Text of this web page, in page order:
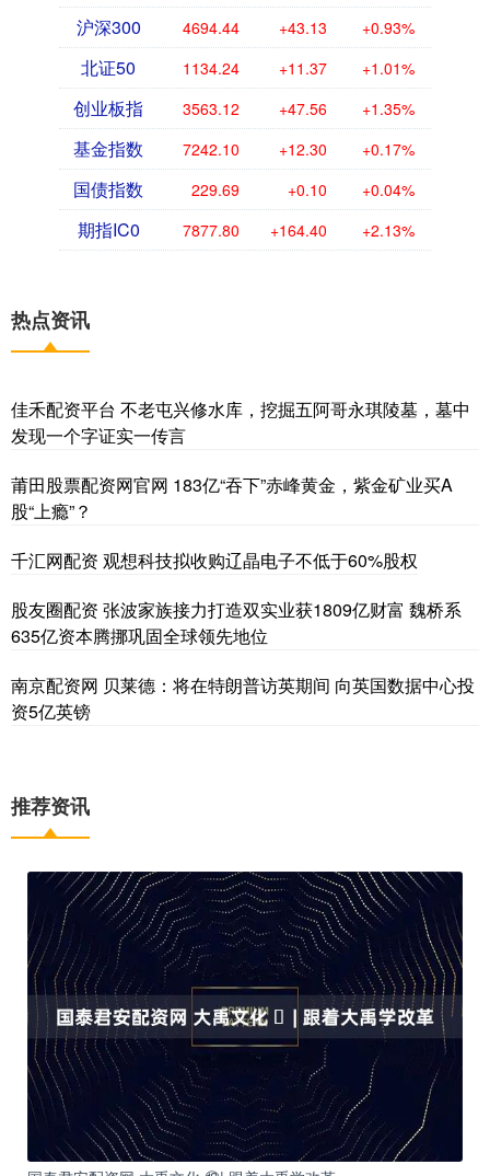
沪深300 4694.44 +43.13 +0.93%
北证50 1134.24 +11.37 +1.01%
创业板指 3563.12 +47.56 +1.35%
基金指数 7242.10 +12.30 +0.17%
国债指数 229.69 +0.10 +0.04%
期指IC0 7877.80 +164.40 +2.13%
热点资讯
佳禾配资平台 不老屯兴修水库，挖掘五阿哥永琪陵墓，墓中
发现一个字证实一传言
莆田股票配资网官网 183亿“吞下”赤峰黄金，紫金矿业买A
股“上瘾”？
千汇网配资 观想科技拟收购辽晶电子不低于60%股权
股友圈配资 张波家族接力打造双实业获1809亿财富 魏桥系
635亿资本腾挪巩固全球领先地位
南京配资网 贝莱德：将在特朗普访英期间 向英国数据中心投
资5亿英镑
推荐资讯